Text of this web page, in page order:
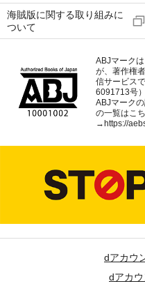
海賊版に関する取り組みに
ついて
ABJマーク
が、著作権
信サービス
6091713号）
ABJマーク
の一覧はこ
→https://
dアカウ
dアカ